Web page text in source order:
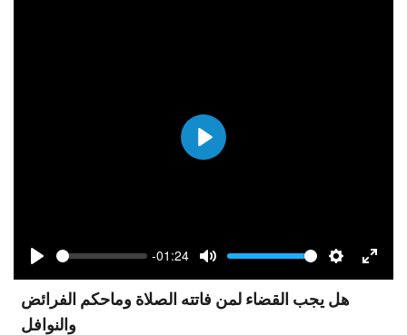
Play
Seek
-01:24
Volume
هل يجب القضاء لمن فاتته الصلاة وماحكم الفرائض
والنوافل